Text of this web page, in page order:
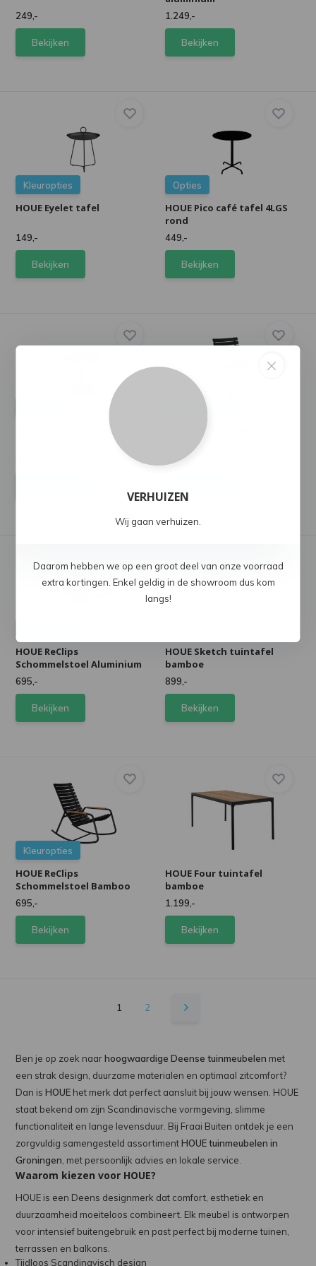
249,-
Bekijken
1.249,-
Bekijken
Kleuropties
HOUE Eyelet tafel
149,-
Bekijken
Opties
HOUE Pico café tafel 4LGS
rond
449,-
Bekijken
HOUE Pico café tafel rond
Kleuropties
HOUE ReClips armstoel
Bamboo
259,-
HOUE ReClips
Schommelstoel Aluminium
695,-
Bekijken
HOUE Sketch tuintafel
bamboe
899,-
Bekijken
Kleuropties
HOUE ReClips
Schommelstoel Bamboo
695,-
Bekijken
HOUE Four tuintafel
bamboe
1.199,-
Bekijken
1 2
Ben je op zoek naarhoogwaardige Deense tuinmeubelen met
een strak design, duurzame materialen en optimaal zitcomfort?
Dan isHOUE het merk dat perfect aansluit bij jouw wensen. HOUE
staat bekend om zijn Scandinavische vormgeving, slimme
functionaliteit en lange levensduur. Bij Fraai Buiten ontdek je een
zorgvuldig samengesteld assortimentHOUE tuinmeubelen in
Groningen , met persoonlijk advies en lokale service.
Waarom kiezen voor HOUE?
HOUE is een Deens designmerk dat comfort, esthetiek en
duurzaamheid moeiteloos combineert. Elk meubel is ontworpen
voor intensief buitengebruik en past perfect bij moderne tuinen,
terrassen en balkons.
Tijdloos Scandinavisch design
VERHUIZEN
Wij gaan verhuizen.
Daarom hebben we op een groot deel van onze voorraad
extra kortingen. Enkel geldig in de showroom dus kom
langs!